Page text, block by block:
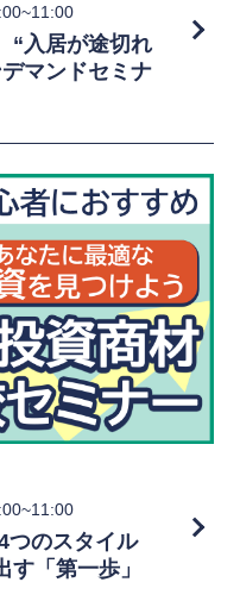
“入居が途切れ
マンドセミナ
つのスタイル
「第一歩」